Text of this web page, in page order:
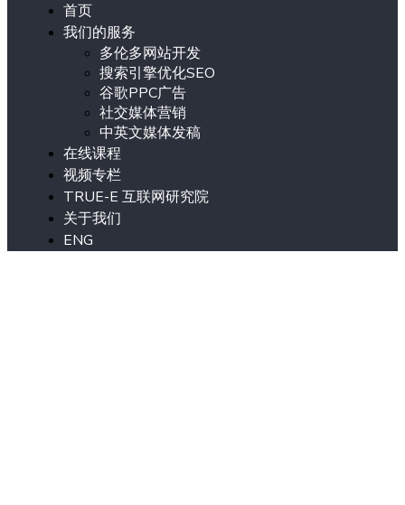
首页
我们的服务
多伦多网站开发
搜索引擎优化SEO
谷歌PPC广告
社交媒体营销
中英文媒体发稿
在线课程
视频专栏
TRUE-E 互联网研究院
关于我们
ENG